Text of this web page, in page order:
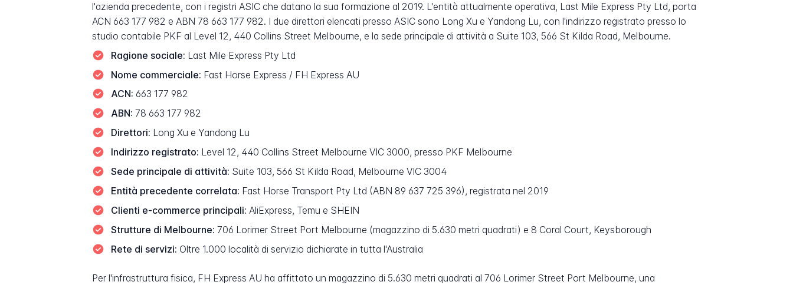
l'azienda precedente, con i registri ASIC che datano la sua formazione al 2019. L'entità attualmente operativa, Last Mile Express Pty Ltd, porta
ACN 663 177 982 e ABN 78 663 177 982. I due direttori elencati presso ASIC sono Long Xu e Yandong Lu, con l'indirizzo registrato presso lo
studio contabile PKF al Level 12, 440 Collins Street Melbourne, e la sede principale di attività a Suite 103, 566 St Kilda Road, Melbourne.
Ragione sociale: Last Mile Express Pty Ltd
Nome commerciale: Fast Horse Express / FH Express AU
ACN: 663 177 982
ABN: 78 663 177 982
Direttori: Long Xu e Yandong Lu
Indirizzo registrato: Level 12, 440 Collins Street Melbourne VIC 3000, presso PKF Melbourne
Sede principale di attività: Suite 103, 566 St Kilda Road, Melbourne VIC 3004
Entità precedente correlata: Fast Horse Transport Pty Ltd (ABN 89 637 725 396), registrata nel 2019
Clienti e-commerce principali: AliExpress, Temu e SHEIN
Strutture di Melbourne: 706 Lorimer Street Port Melbourne (magazzino di 5.630 metri quadrati) e 8 Coral Court, Keysborough
Rete di servizi: Oltre 1.000 località di servizio dichiarate in tutta l'Australia
Per l'infrastruttura fisica, FH Express AU ha affittato un magazzino di 5.630 metri quadrati al 706 Lorimer Street Port Melbourne, una